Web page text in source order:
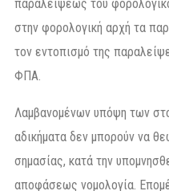
παραλείψεως του
στην φορολογική αρχή τα
τον εντοπισμό της
ΦΠΑ.
Λαμβανομένων υπόψη των
αδικήματα δεν μπορούν να
σημασίας, κατά την
αποφάσεως νομολογία.